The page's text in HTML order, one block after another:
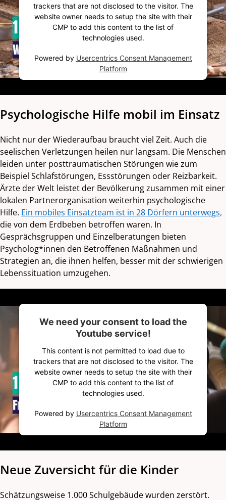
trackers that are not disclosed to the visitor. The
website owner needs to setup the site with their
CMP to add this content to the list of
technologies used.
Powered by Usercentrics Consent Management
Platform
Psychologische Hilfe mobil im Einsatz
Nicht nur der Wiederaufbau braucht viel Zeit. Auch die
seelischen Verletzungen heilen nur langsam. Die Menschen
leiden unter posttraumatischen Störungen wie zum
Beispiel Schlafstörungen, Essstörungen oder Reizbarkeit.
Ärzte der Welt leistet der Bevölkerung zusammen mit einer
lokalen Partnerorganisation weiterhin psychologische
Hilfe. Ein mobiles Einsatzteam ist in 28 Dörfern unterwegs,
die von dem Erdbeben betroffen waren. In
Gesprächsgruppen und Einzelberatungen bieten
Psycholog*innen den Betroffenen Maßnahmen und
Strategien an, die ihnen helfen, besser mit der schwierigen
Lebenssituation umzugehen.
We need your consent to load the
Youtube service!
This content is not permitted to load due to
trackers that are not disclosed to the visitor. The
website owner needs to setup the site with their
CMP to add this content to the list of
technologies used.
Powered by Usercentrics Consent Management
Platform
Neue Zuversicht für die Kinder
Schätzungsweise 1.000 Schulgebäude wurden zerstört.